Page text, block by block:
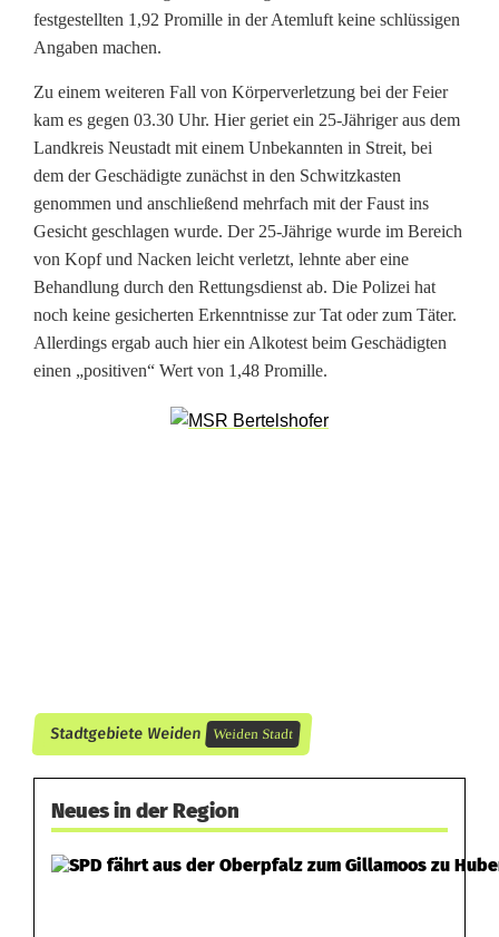
festgestellten 1,92 Promille in der Atemluft keine schlüssigen
Angaben machen.
Zu einem weiteren Fall von Körperverletzung bei der Feier
kam es gegen 03.30 Uhr. Hier geriet ein 25-Jähriger aus dem
Landkreis Neustadt mit einem Unbekannten in Streit, bei
dem der Geschädigte zunächst in den Schwitzkasten
genommen und anschließend mehrfach mit der Faust ins
Gesicht geschlagen wurde. Der 25-Jährige wurde im Bereich
von Kopf und Nacken leicht verletzt, lehnte aber eine
Behandlung durch den Rettungsdienst ab. Die Polizei hat
noch keine gesicherten Erkenntnisse zur Tat oder zum Täter.
Allerdings ergab auch hier ein Alkotest beim Geschädigten
einen „positiven“ Wert von 1,48 Promille.
Stadtgebiete Weiden Weiden Stadt
Neues in der Region